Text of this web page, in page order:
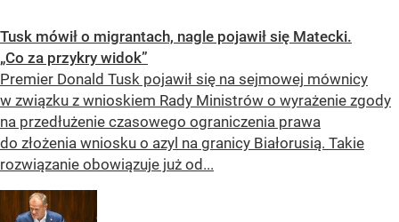
Tusk mówił o migrantach, nagle pojawił się Matecki.
„Co za przykry widok”
Premier Donald Tusk pojawił się na sejmowej mównicy
w związku z wnioskiem Rady Ministrów o wyrażenie zgody
na przedłużenie czasowego ograniczenia prawa
do złożenia wniosku o azyl na granicy Białorusią. Takie
rozwiązanie obowiązuje już od...